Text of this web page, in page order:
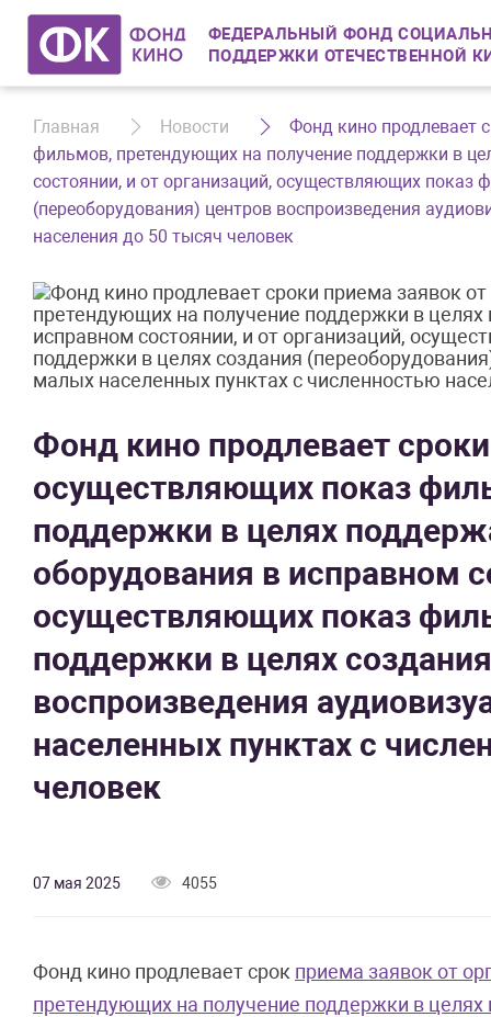
ФЕДЕРАЛЬНЫЙ ФОНД
ПОДДЕРЖКИ ОТЕЧЕСТВЕННОЙ
Главная Новости
Фонд кино продлевает
фильмов, претендующих на получение поддержки в
состоянии, и от организаций, осуществляющих
(переоборудования) центров воспроизведения
населения до 50 тысяч человек
Фонд кино продлевает
осуществляющих показ
поддержки в целях
оборудования в исправном
осуществляющих показ
поддержки в целях
воспроизведения
населенных пунктах с
человек
07 мая 2025 4055
Фонд кино продлевает срок приема заявок от
претендующих на получение поддержки в